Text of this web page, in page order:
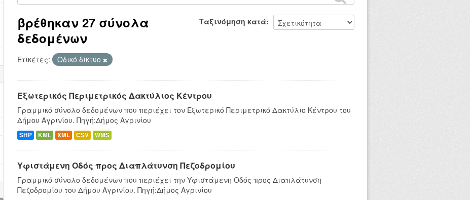
Ταξινόμηση κατά
βρέθηκαν 27 σύνολα
δεδομένων
Ετικέτες: Οδικό δίκτυο
Εξωτερικός Περιμετρικός Δακτύλιος Κέντρου
Γραμμικό σύνολο δεδομένων που περιέχει τον Εξωτερικό Περιμετρικό Δακτύλιο Κέντρου του
Δήμου Αγρινίου. Πηγή:Δήμος Αγρινίου
SHP KML XML CSV WMS
Υφιστάμενη Οδός προς Διαπλάτυνση Πεζοδρομίου
Γραμμικό σύνολο δεδομένων που περιέχει την Υφιστάμενη Οδός προς Διαπλάτυνση
Πεζοδρομίου του Δήμου Αγρινίου. Πηγή:Δήμος Αγρινίου